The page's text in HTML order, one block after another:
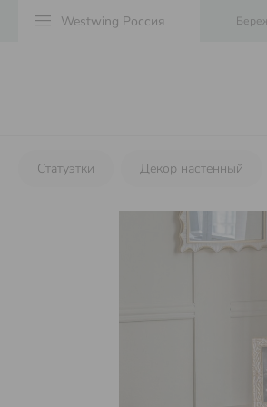
menu
Статуэтки Декор настенный